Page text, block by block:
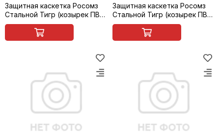
Защитная каскетка Росомз
Стальной Тигр (козырек ПВХ,
прозрачно-серый, 65 мм),
синяя, арт. 95318
Защитная каскетка Росомз
Стальной Тигр (козырек ПВХ,
прозрачно-серый, 65 мм),
зеленая, арт. 95319